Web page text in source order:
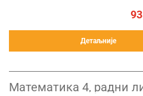
Детаљније
Математика 4, радни